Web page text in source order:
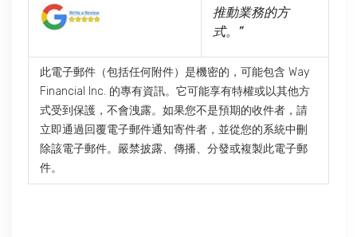
推動業務的方
式。”
此電子郵件（包括任何附件）是機密的，可能包含 Way
Financial Inc. 的專有資訊。它可能享有特權或以其他方
式受到保護，不會洩露。如果您不是預期的收件者，請
立即通過回覆電子郵件通知寄件者，並從您的系統中刪
除該電子郵件。嚴禁披露、傳播、分發或複製此電子郵
件。